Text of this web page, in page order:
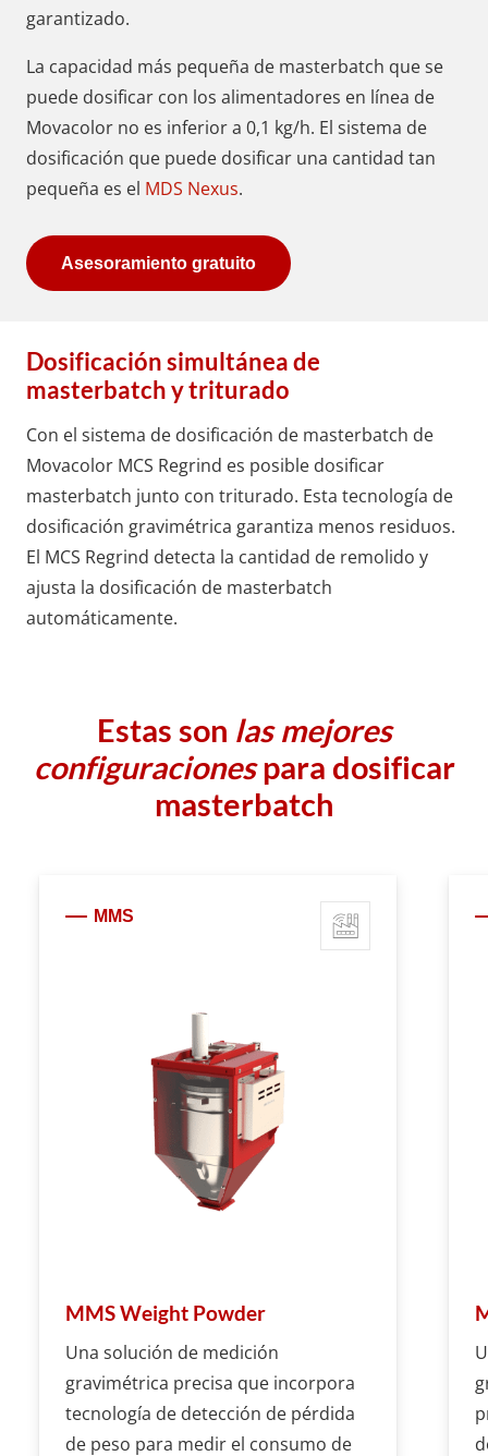
garantizado.
La capacidad más pequeña de masterbatch que se
puede dosificar con los alimentadores en línea de
Movacolor no es inferior a 0,1 kg/h. El sistema de
dosificación que puede dosificar una cantidad tan
pequeña es el MDS Nexus.
Asesoramiento gratuito
Dosificación simultánea de
masterbatch y triturado
Con el sistema de dosificación de masterbatch de
Movacolor MCS Regrind es posible dosificar
masterbatch junto con triturado. Esta tecnología de
dosificación gravimétrica garantiza menos residuos.
El MCS Regrind detecta la cantidad de remolido y
ajusta la dosificación de masterbatch
automáticamente.
Estas son las mejores
configuracionespara dosificar
masterbatch
MMS
MMS Weight Powder
Una solución de medición
gravimétrica precisa que incorpora
tecnología de detección de pérdida
de peso para medir el consumo de